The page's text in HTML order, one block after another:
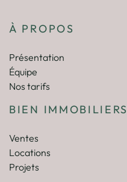
À PROPOS
Présentation
Équipe
Nos tarifs
BIEN IMMOBILIERS
Ventes
Locations
Projets